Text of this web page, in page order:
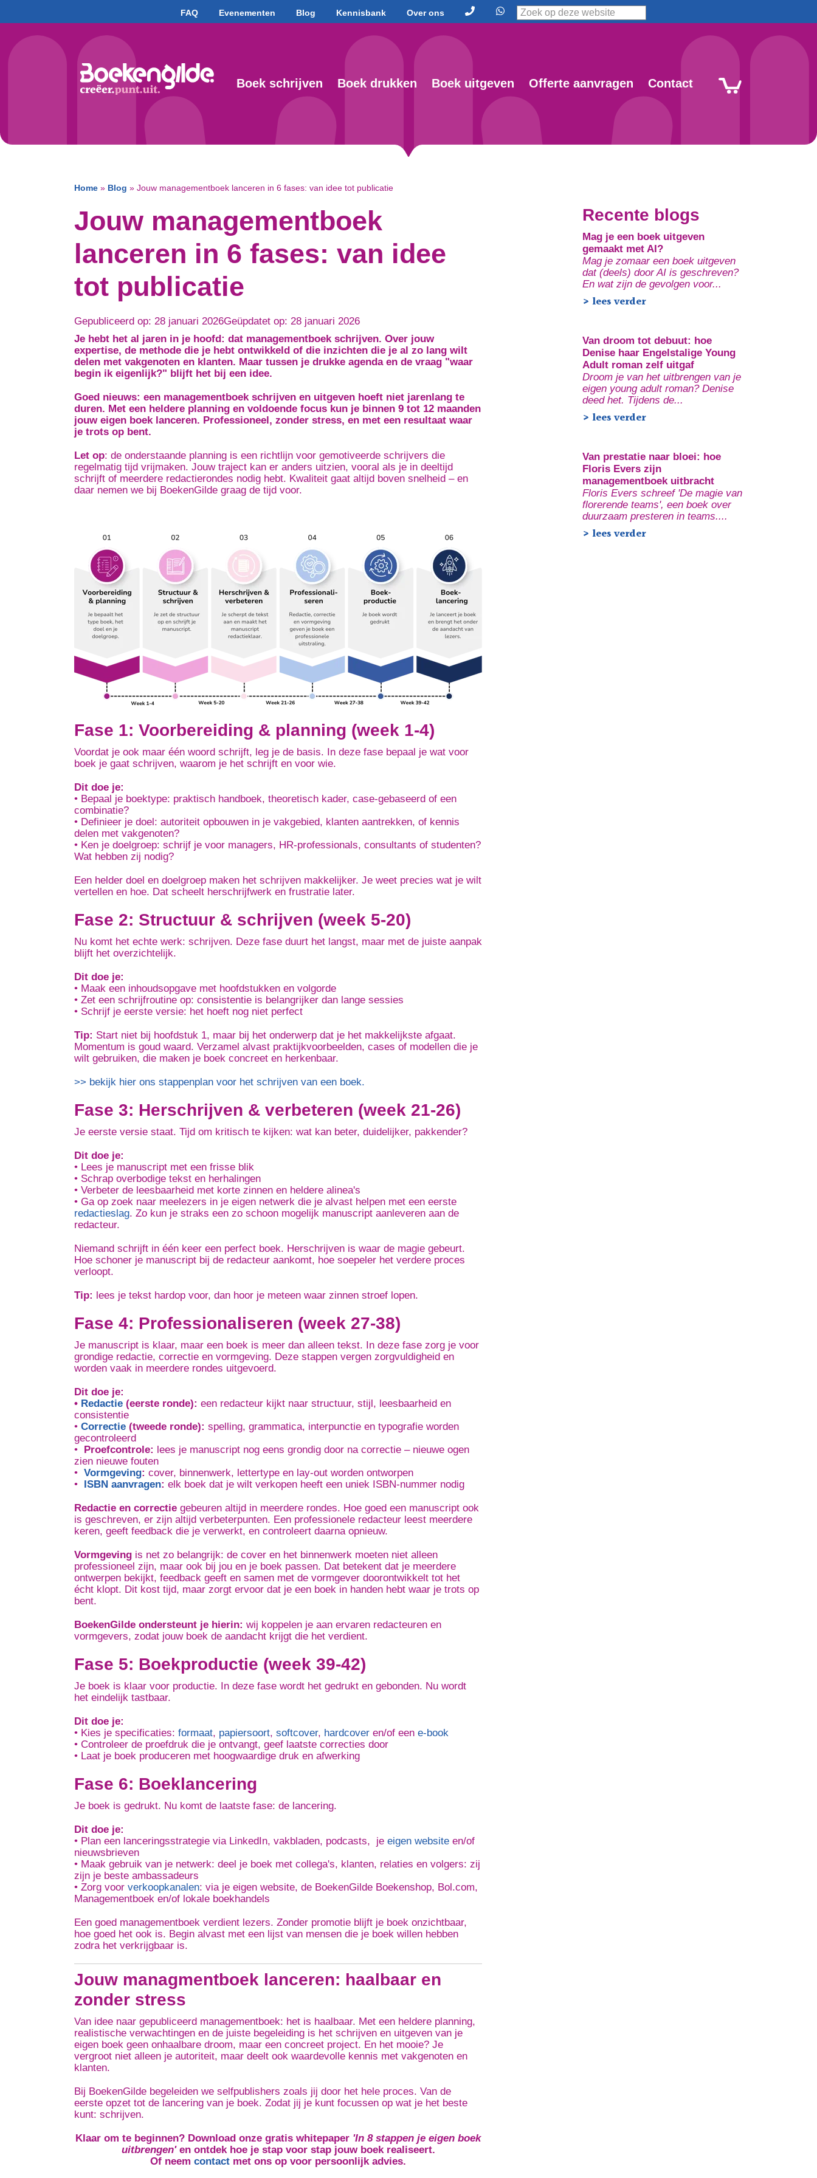
FAQ Evenementen Blog Kennisbank Over ons
Boek schrijven Boek drukken Boek uitgeven Offerte aanvragen Contact
Home » Blog » Jouw managementboek lanceren in 6 fases: van idee tot publicatie
Jouw managementboek
lanceren in 6 fases: van idee
tot publicatie
Gepubliceerd op: 28 januari 2026Geüpdatet op: 28 januari 2026
Je hebt het al jaren in je hoofd: dat managementboek schrijven. Over jouw
expertise, de methode die je hebt ontwikkeld of die inzichten die je al zo lang wilt
delen met vakgenoten en klanten. Maar tussen je drukke agenda en de vraag "waar
begin ik eigenlijk?" blijft het bij een idee.
Goed nieuws: een managementboek schrijven en uitgeven hoeft niet jarenlang te
duren. Met een heldere planning en voldoende focus kun je binnen 9 tot 12 maanden
jouw eigen boek lanceren. Professioneel, zonder stress, en met een resultaat waar
je trots op bent.
Let op: de onderstaande planning is een richtlijn voor gemotiveerde schrijvers die
regelmatig tijd vrijmaken. Jouw traject kan er anders uitzien, vooral als je in deeltijd
schrijft of meerdere redactierondes nodig hebt. Kwaliteit gaat altijd boven snelheid – en
daar nemen we bij BoekenGilde graag de tijd voor.
Fase 1: Voorbereiding & planning (week 1-4)
Voordat je ook maar één woord schrijft, leg je de basis. In deze fase bepaal je wat voor
boek je gaat schrijven, waarom je het schrijft en voor wie.
Dit doe je:
• Bepaal je boektype: praktisch handboek, theoretisch kader, case-gebaseerd of een
combinatie?
• Definieer je doel: autoriteit opbouwen in je vakgebied, klanten aantrekken, of kennis
delen met vakgenoten?
• Ken je doelgroep: schrijf je voor managers, HR-professionals, consultants of studenten?
Wat hebben zij nodig?
Een helder doel en doelgroep maken het schrijven makkelijker. Je weet precies wat je wilt
vertellen en hoe. Dat scheelt herschrijfwerk en frustratie later.
Fase 2: Structuur & schrijven (week 5-20)
Nu komt het echte werk: schrijven. Deze fase duurt het langst, maar met de juiste aanpak
blijft het overzichtelijk.
Dit doe je:
• Maak een inhoudsopgave met hoofdstukken en volgorde
• Zet een schrijfroutine op: consistentie is belangrijker dan lange sessies
• Schrijf je eerste versie: het hoeft nog niet perfect
Tip: Start niet bij hoofdstuk 1, maar bij het onderwerp dat je het makkelijkste afgaat.
Momentum is goud waard. Verzamel alvast praktijkvoorbeelden, cases of modellen die je
wilt gebruiken, die maken je boek concreet en herkenbaar.
>> bekijk hier ons stappenplan voor het schrijven van een boek.
Fase 3: Herschrijven & verbeteren (week 21-26)
Je eerste versie staat. Tijd om kritisch te kijken: wat kan beter, duidelijker, pakkender?
Dit doe je:
• Lees je manuscript met een frisse blik
• Schrap overbodige tekst en herhalingen
• Verbeter de leesbaarheid met korte zinnen en heldere alinea's
• Ga op zoek naar meelezers in je eigen netwerk die je alvast helpen met een eerste
redactieslag. Zo kun je straks een zo schoon mogelijk manuscript aanleveren aan de
redacteur.
Niemand schrijft in één keer een perfect boek. Herschrijven is waar de magie gebeurt.
Hoe schoner je manuscript bij de redacteur aankomt, hoe soepeler het verdere proces
verloopt.
Tip: lees je tekst hardop voor, dan hoor je meteen waar zinnen stroef lopen.
Fase 4: Professionaliseren (week 27-38)
Je manuscript is klaar, maar een boek is meer dan alleen tekst. In deze fase zorg je voor
grondige redactie, correctie en vormgeving. Deze stappen vergen zorgvuldigheid en
worden vaak in meerdere rondes uitgevoerd.
Dit doe je:
• Redactie (eerste ronde): een redacteur kijkt naar structuur, stijl, leesbaarheid en
consistentie
• Correctie (tweede ronde): spelling, grammatica, interpunctie en typografie worden
gecontroleerd
• Proefcontrole: lees je manuscript nog eens grondig door na correctie – nieuwe ogen
zien nieuwe fouten
• Vormgeving: cover, binnenwerk, lettertype en lay-out worden ontworpen
• ISBN aanvragen: elk boek dat je wilt verkopen heeft een uniek ISBN-nummer nodig
Redactie en correctie gebeuren altijd in meerdere rondes. Hoe goed een manuscript ook
is geschreven, er zijn altijd verbeterpunten. Een professionele redacteur leest meerdere
keren, geeft feedback die je verwerkt, en controleert daarna opnieuw.
Vormgeving is net zo belangrijk: de cover en het binnenwerk moeten niet alleen
professioneel zijn, maar ook bij jou en je boek passen. Dat betekent dat je meerdere
ontwerpen bekijkt, feedback geeft en samen met de vormgever doorontwikkelt tot het
écht klopt. Dit kost tijd, maar zorgt ervoor dat je een boek in handen hebt waar je trots op
bent.
BoekenGilde ondersteunt je hierin: wij koppelen je aan ervaren redacteuren en
vormgevers, zodat jouw boek de aandacht krijgt die het verdient.
Fase 5: Boekproductie (week 39-42)
Je boek is klaar voor productie. In deze fase wordt het gedrukt en gebonden. Nu wordt
het eindelijk tastbaar.
Dit doe je:
• Kies je specificaties: formaat, papiersoort, softcover, hardcover en/of een e-book
• Controleer de proefdruk die je ontvangt, geef laatste correcties door
• Laat je boek produceren met hoogwaardige druk en afwerking
Fase 6: Boeklancering
Je boek is gedrukt. Nu komt de laatste fase: de lancering.
Dit doe je:
• Plan een lanceringsstrategie via LinkedIn, vakbladen, podcasts, je eigen website en/of
nieuwsbrieven
• Maak gebruik van je netwerk: deel je boek met collega's, klanten, relaties en volgers: zij
zijn je beste ambassadeurs
• Zorg voor verkoopkanalen: via je eigen website, de BoekenGilde Boekenshop, Bol.com,
Managementboek en/of lokale boekhandels
Een goed managementboek verdient lezers. Zonder promotie blijft je boek onzichtbaar,
hoe goed het ook is. Begin alvast met een lijst van mensen die je boek willen hebben
zodra het verkrijgbaar is.
Jouw managmentboek lanceren: haalbaar en
zonder stress
Van idee naar gepubliceerd managementboek: het is haalbaar. Met een heldere planning,
realistische verwachtingen en de juiste begeleiding is het schrijven en uitgeven van je
eigen boek geen onhaalbare droom, maar een concreet project. En het mooie? Je
vergroot niet alleen je autoriteit, maar deelt ook waardevolle kennis met vakgenoten en
klanten.
Bij BoekenGilde begeleiden we selfpublishers zoals jij door het hele proces. Van de
eerste opzet tot de lancering van je boek. Zodat jij je kunt focussen op wat je het beste
kunt: schrijven.
Klaar om te beginnen? Download onze gratis whitepaper 'In 8 stappen je eigen boek
uitbrengen'en ontdek hoe je stap voor stap jouw boek realiseert.
Of neem contact met ons op voor persoonlijk advies.
Recente blogs
Mag je een boek uitgeven
gemaakt met AI?
Mag je zomaar een boek uitgeven
dat (deels) door AI is geschreven?
En wat zijn de gevolgen voor...
> lees verder
Van droom tot debuut: hoe
Denise haar Engelstalige Young
Adult roman zelf uitgaf
Droom je van het uitbrengen van je
eigen young adult roman? Denise
deed het. Tijdens de...
> lees verder
Van prestatie naar bloei: hoe
Floris Evers zijn
managementboek uitbracht
Floris Evers schreef 'De magie van
florerende teams', een boek over
duurzaam presteren in teams....
> lees verder